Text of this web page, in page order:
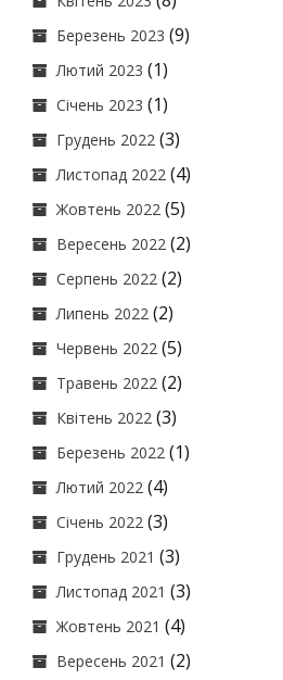
Березень 2023 (9)
Лютий 2023 (1)
Січень 2023 (1)
Грудень 2022 (3)
Листопад 2022 (4)
Жовтень 2022 (5)
Вересень 2022 (2)
Серпень 2022 (2)
Липень 2022 (2)
Червень 2022 (5)
Травень 2022 (2)
Квітень 2022 (3)
Березень 2022 (1)
Лютий 2022 (4)
Січень 2022 (3)
Грудень 2021 (3)
Листопад 2021 (3)
Жовтень 2021 (4)
Вересень 2021 (2)